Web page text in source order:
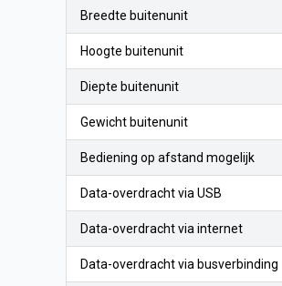
Breedte buitenunit
Hoogte buitenunit
Diepte buitenunit
Gewicht buitenunit
Bediening op afstand mogelijk
Data-overdracht via USB
Data-overdracht via internet
Data-overdracht via busverbinding